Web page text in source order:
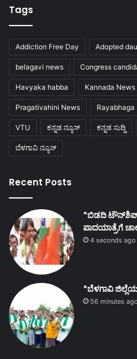
Tags
Addiction Free Day Adopted
belagavi news Congress
Havyaka habba Kannada News
Pragativahini News Rayabhaga
VTU ಕನ್ನಡ ನ್ಯೂಸ್ ಕನ್ನಡ ಸುದ್ದಿ
ಬೆಳಗಾವಿ ನ್ಯೂಸ್
Recent Posts
*ಬಿಡದಿ ಟೌನ್‌ಶಿಪ್
ಪಾದಯಾತ್ರೆಗೆ
4 seconds ago
*ಬೆಳಗಾವಿ
56 minutes ago